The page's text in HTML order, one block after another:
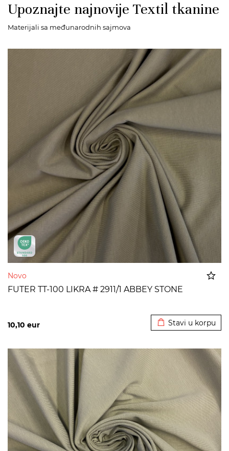
Upoznajte najnovije Textil tkanine
Materijali sa međunarodnih sajmova
Novo
FUTER TT-100 LIKRA # 2911/1 ABBEY STONE
10,10 eur Stavi u korpu